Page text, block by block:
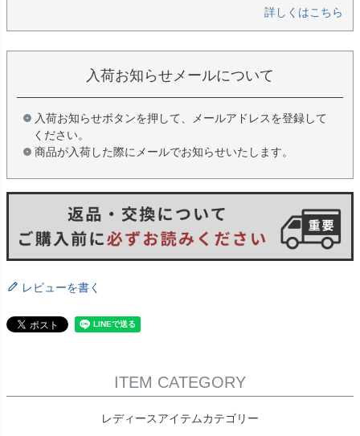
詳しくはこちら
入荷お知らせメールについて
入荷お知らせボタンを押して、メールアドレスを登録して
ください。
商品が入荷した際にメールでお知らせいたします。
レビューを書く
ITEM CATEGORY
レディースアイテムカテゴリー